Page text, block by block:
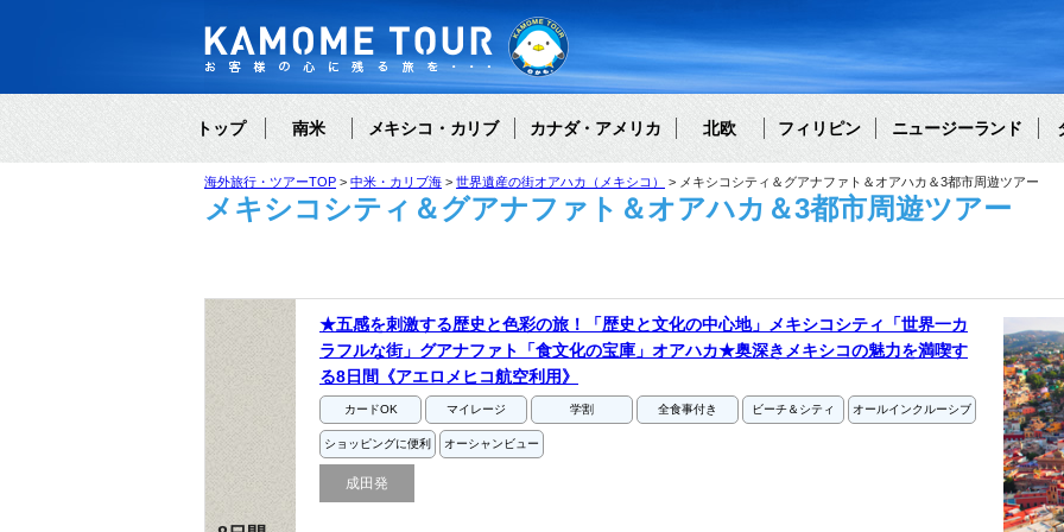
トップ 南米 メキシコ・カリブ カナダ・アメリカ 北欧 フィリピン ニュージーランド
海外旅行・ツアーTOP 中米・カリブ海 世界遺産の街オアハカ（メキシコ） メキシコシティ＆グアナファト＆オアハカ＆3都市周遊ツアー
メキシコシティ＆グアナファト＆オアハカ＆3都市周遊ツアー
★五感を刺激する歴史と色彩の旅！「歴史と文化の中心地」メキシコシティ「世界一カ
ラフルな街」グアナファト「食文化の宝庫」オアハカ★奥深きメキシコの魅力を満喫す
る8日間《アエロメヒコ航空利用》
カードOK マイレージ 学割 全食事付き ビーチ＆シティ オールインクルーシブ
ショッピングに便利 オーシャンビュー
成田発